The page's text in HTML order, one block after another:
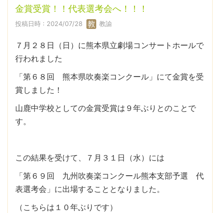
金賞受賞！！代表選考会へ！！！
投稿日時 : 2024/07/28 教諭
７月２８日（日）に熊本県立劇場コンサートホールで
行われました
「第６８回 熊本県吹奏楽コンクール」にて金賞を受
賞しました！
山鹿中学校としての金賞受賞は９年ぶりとのことで
す。
この結果を受けて、７月３１日（水）には
「第６９回 九州吹奏楽コンクール熊本支部予選 代
表選考会」に出場することとなりました。
（こちらは１０年ぶりです）